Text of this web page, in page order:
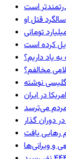
است
قتل او
تومانی
کرده است
یاد داریم؟
مخالفم؟
نوشته
در ایران
می‌ترسد
دوران گذار
رهایی یافت
و ویرانی‌ها